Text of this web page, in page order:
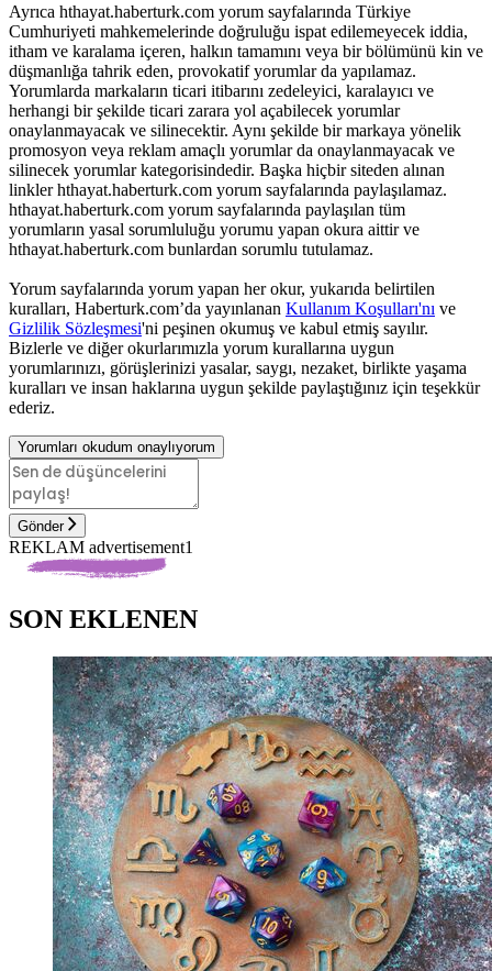
Ayrıca hthayat.haberturk.com yorum sayfalarında Türkiye
Cumhuriyeti mahkemelerinde doğruluğu ispat edilemeyecek iddia,
itham ve karalama içeren, halkın tamamını veya bir bölümünü kin ve
düşmanlığa tahrik eden, provokatif yorumlar da yapılamaz.
Yorumlarda markaların ticari itibarını zedeleyici, karalayıcı ve
herhangi bir şekilde ticari zarara yol açabilecek yorumlar
onaylanmayacak ve silinecektir. Aynı şekilde bir markaya yönelik
promosyon veya reklam amaçlı yorumlar da onaylanmayacak ve
silinecek yorumlar kategorisindedir. Başka hiçbir siteden alınan
linkler hthayat.haberturk.com yorum sayfalarında paylaşılamaz.
hthayat.haberturk.com yorum sayfalarında paylaşılan tüm
yorumların yasal sorumluluğu yorumu yapan okura aittir ve
hthayat.haberturk.com bunlardan sorumlu tutulamaz.
Yorum sayfalarında yorum yapan her okur, yukarıda belirtilen
kuralları, Haberturk.com’da yayınlanan Kullanım Koşulları'nı ve
Gizlilik Sözleşmesi'ni peşinen okumuş ve kabul etmiş sayılır.
Bizlerle ve diğer okurlarımızla yorum kurallarına uygun
yorumlarınızı, görüşlerinizi yasalar, saygı, nezaket, birlikte yaşama
kuralları ve insan haklarına uygun şekilde paylaştığınız için teşekkür
ederiz.
Yorumları okudum onaylıyorum
Gönder
REKLAM advertisement1
SON EKLENEN